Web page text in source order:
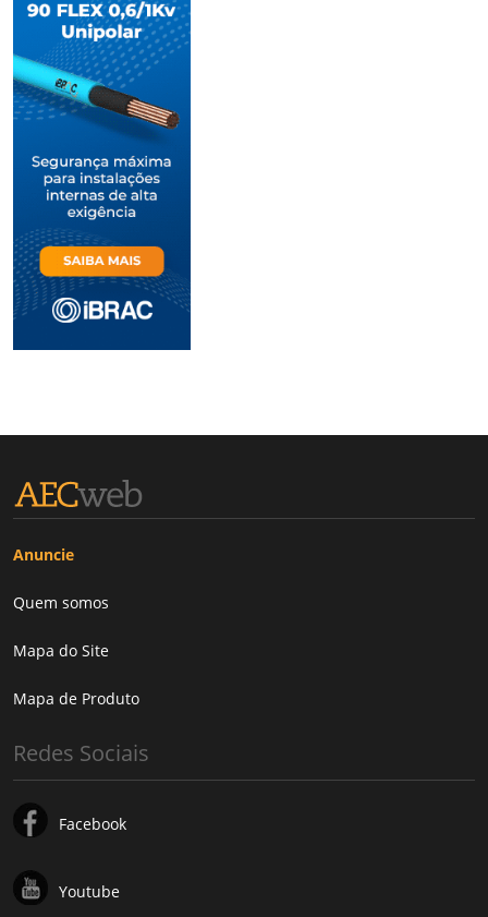
Anuncie
Quem somos
Mapa do Site
Mapa de Produto
Redes Sociais
Facebook
Youtube